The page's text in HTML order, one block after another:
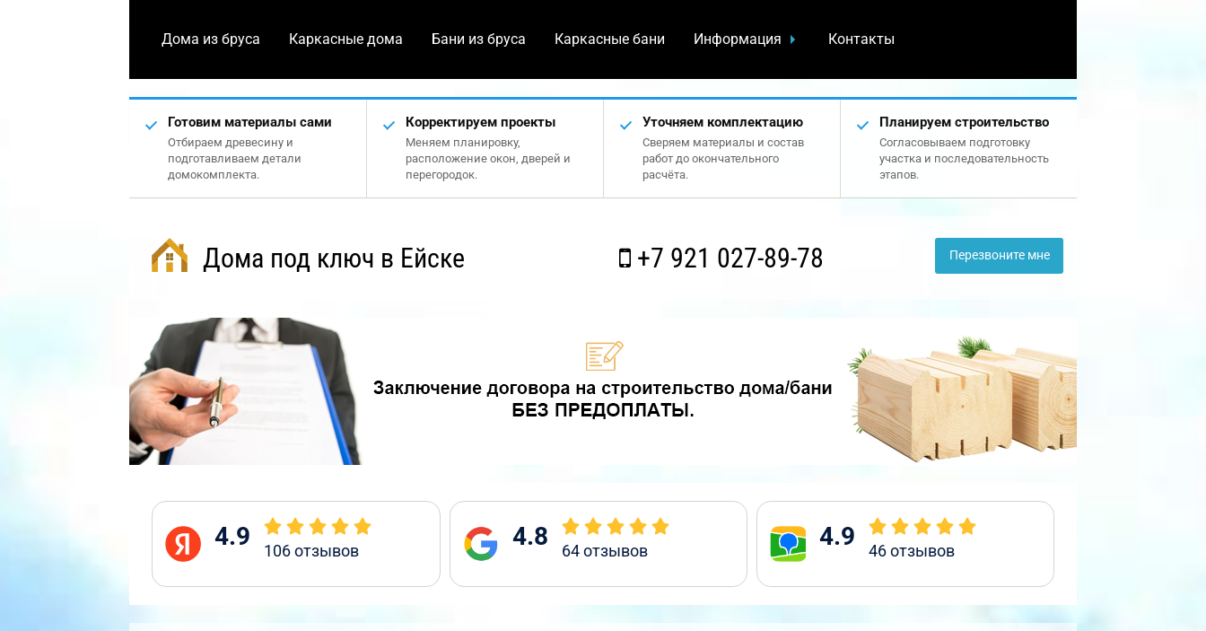
Дома из бруса Каркасные дома Бани из бруса Каркасные бани Информация Контакты
Готовим материалы сами
Отбираем древесину и
подготавливаем детали
домокомплекта.
Корректируем проекты
Меняем планировку,
расположение окон, дверей и
перегородок.
Уточняем комплектацию
Сверяем материалы и состав
работ до окончательного
расчёта.
Планируем строительство
Согласовываем подготовку
участка и последовательность
этапов.
Дома под ключ в Ейске +7 921 027-89-78 Перезвоните мне
4.9 106отзывов 4.8 64отзывов 4.9 46отзывов